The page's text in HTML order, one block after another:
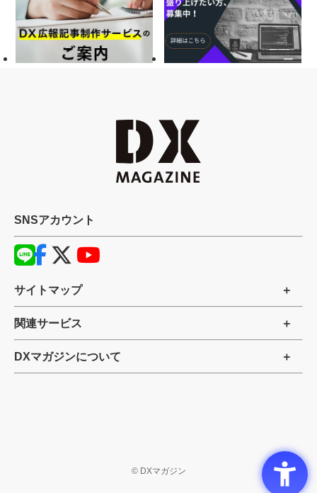
SNSアカウント
サイトマップ
関連サービス
DXマガジンについて
©DXマガジン